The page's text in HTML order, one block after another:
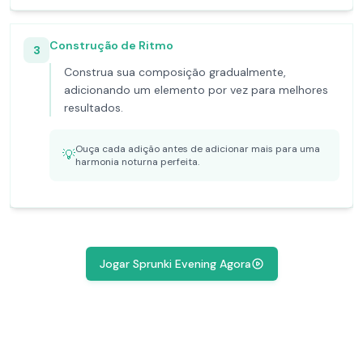
3
Construção de Ritmo
Construa sua composição gradualmente,
adicionando um elemento por vez para melhores
resultados.
💡Ouça cada adição antes de adicionar mais para uma
harmonia noturna perfeita.
Jogar Sprunki Evening Agora